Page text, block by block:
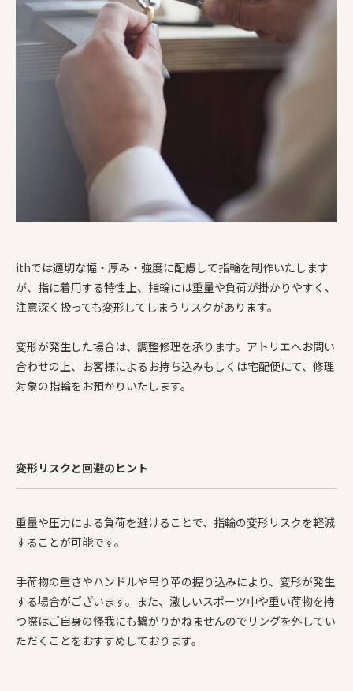
ithでは適切な幅・厚み・強度に配慮して指輪を制作いたします
が、指に着用する特性上、指輪には重量や負荷が掛かりやすく、
注意深く扱っても変形してしまうリスクがあります。
変形が発生した場合は、調整修理を承ります。アトリエへお問い
合わせの上、お客様によるお持ち込みもしくは宅配便にて、修理
対象の指輪をお預かりいたします。
変形リスクと回避のヒント
重量や圧力による負荷を避けることで、指輪の変形リスクを軽減
することが可能です。
手荷物の重さやハンドルや吊り革の握り込みにより、変形が発生
する場合がございます。また、激しいスポーツ中や重い荷物を持
つ際はご自身の怪我にも繋がりかねませんのでリングを外してい
ただくことをおすすめしております。